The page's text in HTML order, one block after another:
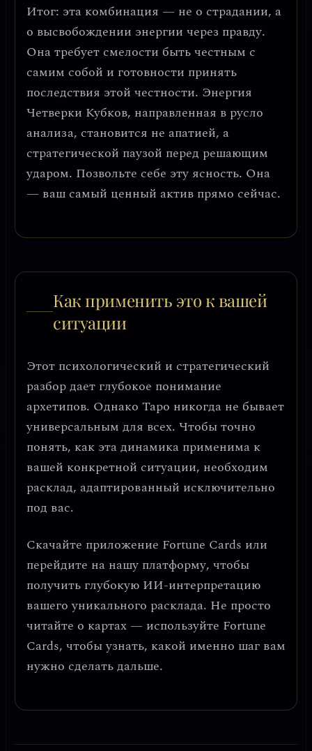
Итог: эта комбинация — не о страдании, а
о высвобождении энергии через правду.
Она требует смелости быть честным с
самим собой и готовности принять
последствия этой честности. Энергия
Четверки Кубков, направленная в русло
анализа, становится не апатией, а
стратегической паузой перед решающим
ударом. Позвольте себе эту ясность. Она
— ваш самый ценный актив прямо сейчас.
Как применить это к вашей
ситуации
Этот психологический и стратегический
разбор дает глубокое понимание
архетипов. Однако Таро никогда не бывает
универсальным для всех. Чтобы точно
понять, как эта динамика применима к
вашей конкретной ситуации, необходим
расклад, адаптированный исключительно
под вас.
Скачайте приложение Fortune Cards или
перейдите на нашу платформу, чтобы
получить глубокую ИИ-интерпретацию
вашего уникального расклада. Не просто
читайте о картах — используйте Fortune
Cards, чтобы узнать, какой именно шаг вам
нужно сделать дальше.